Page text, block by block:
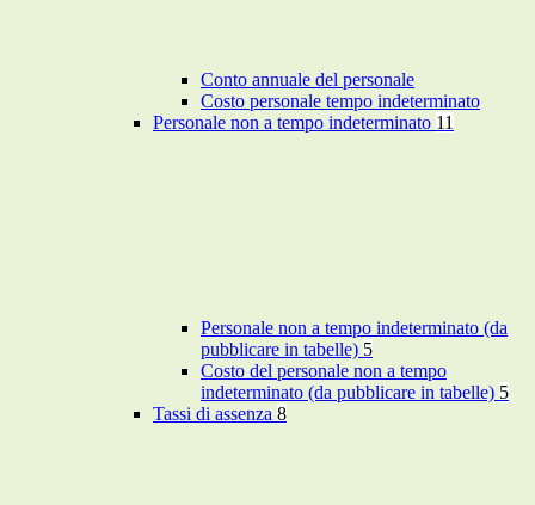
Conto annuale del personale
Costo personale tempo indeterminato
Personale non a tempo indeterminato 11
Personale non a tempo indeterminato (da
pubblicare in tabelle) 5
Costo del personale non a tempo
indeterminato (da pubblicare in tabelle) 5
Tassi di assenza 8